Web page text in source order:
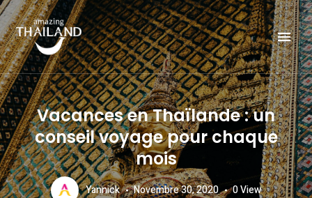
AMAZING THAILAND
Officiële website van de Toeristische Autoriteit van Thailand.
Vacances en Thaïlande : un
conseil voyage pour chaque
mois
Yannick Novembre 30, 2020 0View